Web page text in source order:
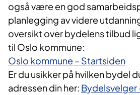
også være en god
planlegging av videre
oversikt over bydelens tilbud
til Oslo kommune:
Oslo kommune – Startsiden
Er du usikker på hvilken bydel
adressen din her: Bydelsvelger